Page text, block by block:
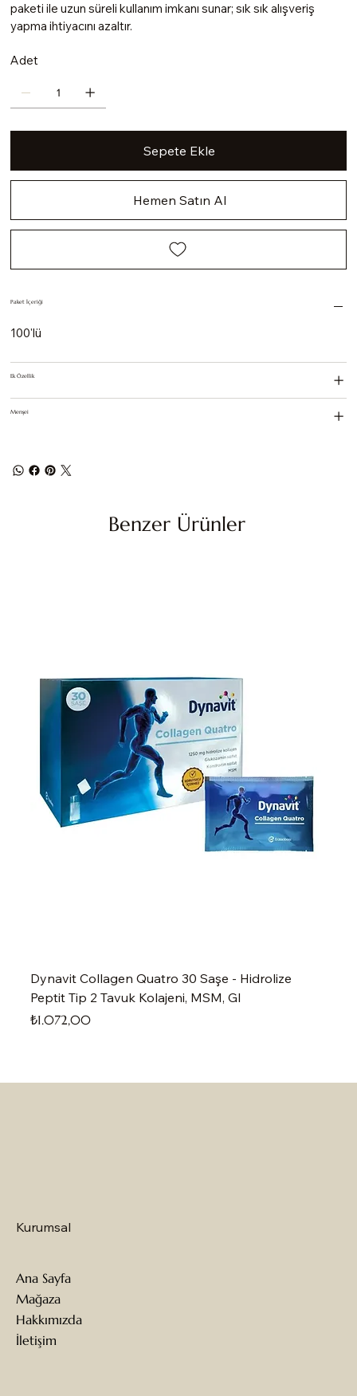
paketi ile uzun süreli kullanım imkanı sunar; sık sık alışveriş
yapma ihtiyacını azaltır.
Adet
Sepete Ekle
Hemen Satın Al
Paket İçeriği
100'lü
Ek Özellik
Menşei
Benzer Ürünler
Dynavit Collagen Quatro 30 Saşe - Hidrolize
Peptit Tip 2 Tavuk Kolajeni, MSM, Gl
Fiyat
₺1.072,00
Kurumsal
Ana Sayfa
Mağaza
Hakkımızda
İletişim